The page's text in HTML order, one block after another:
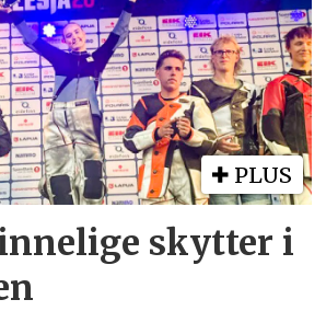
PLUS
skytter i